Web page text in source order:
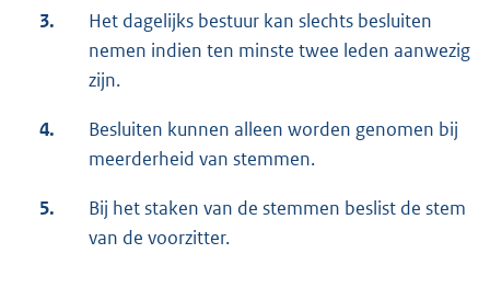
3.
Het dagelijks bestuur kan slechts besluiten
nemen indien ten minste twee leden aanwezig
zijn.
4.
Besluiten kunnen alleen worden genomen bij
meerderheid van stemmen.
5.
Bij het staken van de stemmen beslist de stem
van de voorzitter.